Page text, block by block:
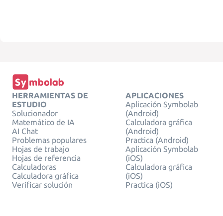
HERRAMIENTAS DE
ESTUDIO
Solucionador
Matemático de IA
AI Chat
Problemas populares
Hojas de trabajo
Hojas de referencia
Calculadoras
Calculadora gráfica
Verificar solución
APLICACIONES
Aplicación Symbolab
(Android)
Calculadora gráfica
(Android)
Practica (Android)
Aplicación Symbolab
(iOS)
Calculadora gráfica
(iOS)
Practica (iOS)